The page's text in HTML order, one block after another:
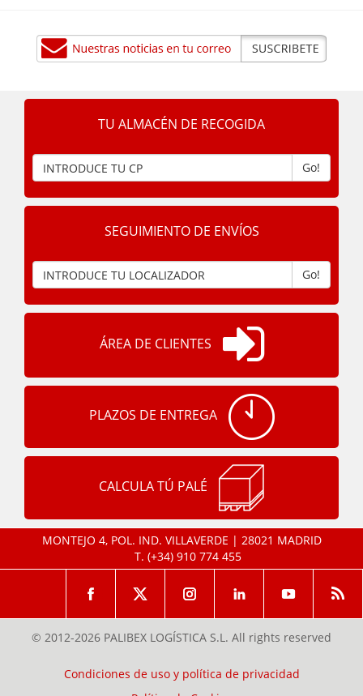
TU ALMACÉN DE RECOGIDA
Go!
SEGUIMIENTO DE ENVÍOS
Go!
ÁREA DE CLIENTES
PLAZOS DE ENTREGA
CALCULA TÚ PALÉ
MONTEJO 4, POL. IND. VILLAVERDE | 28021 MADRID
T. (+34) 910 774 455
© 2012-2026 PALIBEX LOGÍSTICA S.L. All rights reserved
Condiciones de uso y política de privacidad